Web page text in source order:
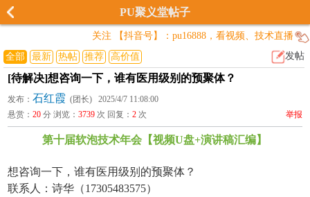
PU聚义堂帖子
关注 【抖音号】：pu16888，看视频、技术直播
全部 最新 热帖 推荐 高价值 发帖
[待解决]想咨询一下，谁有医用级别的预聚体？
发布：石红霞 (团长) 2025/4/7 11:08:00
悬赏：20 分 浏览：3739 次 回复：2 次 举报
第十届软泡技术年会【视频U盘+演讲稿汇编】
想咨询一下，谁有医用级别的预聚体？
联系人：诗华（17305483575）